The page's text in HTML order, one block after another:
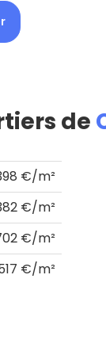
de
€/m²
€/m²
€/m²
€/m²